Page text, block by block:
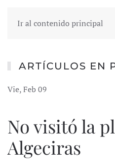
Ir al contenido principal
ARTÍCULOS EN
Vie, Feb 09
No visitó la
Algeciras